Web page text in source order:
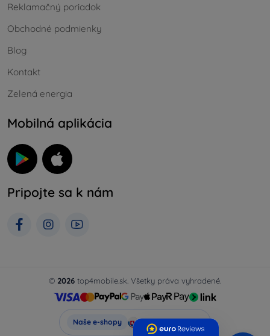
Reklamačný poriadok
Obchodné podmienky
Blog
Kontakt
Zelená energia
Mobilná aplikácia
Pripojte sa k nám
© 2026 top4mobile.sk. Všetky práva vyhradené.
Naše e-shopy Top4Mobile.sk